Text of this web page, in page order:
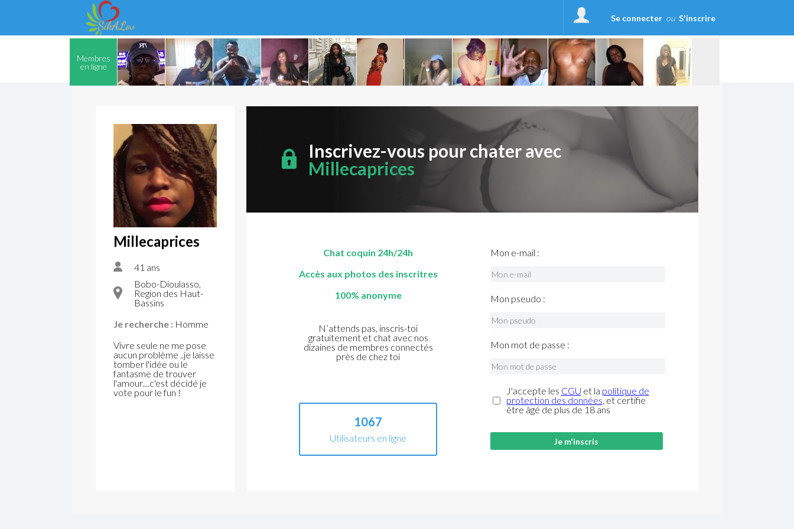
Se connecter ou S'inscrire
Membres
en ligne
Millecaprices
41 ans
Bobo-Dioulasso,
Region des Haut-
Bassins
Je recherche : Homme
Vivre seule ne me pose
aucun problème ..je laisse
tomber l'idée ou le
fantasme de trouver
l'amour....c'est décidé je
vote pour le fun !
Inscrivez-vous pour chater avec
Millecaprices
Chat coquin 24h/24h
Accès aux photos des inscritres
100% anonyme
N’attends pas, inscris-toi
gratuitement et chat avec nos
dizaines de membres connectés
près de chez toi
1067
Utilisateurs en ligne
Mon e-mail :
Mon pseudo :
Mon mot de passe :
J'accepte les CGU et la politique de
protection des données, et certifie
être âgé de plus de 18 ans